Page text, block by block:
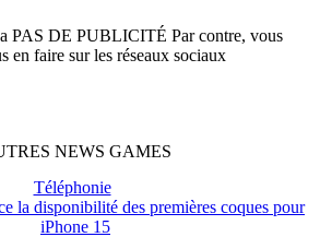
PAS DE PUBLICITÉ Par contre, vous
en faire sur les réseaux sociaux
NEWS GAMES
Téléphonie
la disponibilité des premières coques pour
iPhone 15